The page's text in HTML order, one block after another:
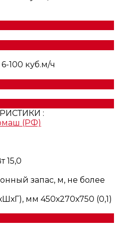
:
(РФ)
15,0
запас, м, не более
мм 450х270х750 (0,1)